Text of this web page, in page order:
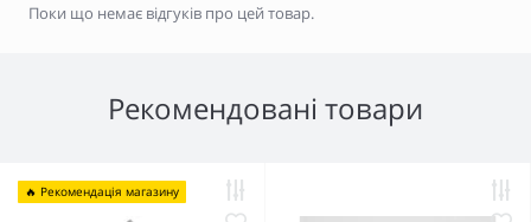
Поки що немає відгуків про цей товар.
Рекомендовані товари
🔥 Рекомендація магазину